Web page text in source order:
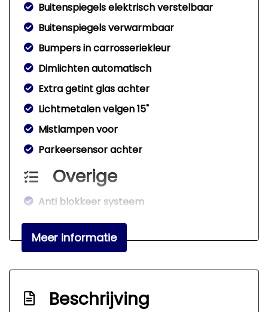
Buitenspiegels elektrisch verstelbaar
Buitenspiegels verwarmbaar
Bumpers in carrosseriekleur
Dimlichten automatisch
Extra getint glas achter
Lichtmetalen velgen 15"
Mistlampen voor
Parkeersensor achter
Overige
Anti blokkeer systeem
Bestuurdersairbag
Bluetooth
Hoofd airbag(s) achter
Meer informatie
Beschrijving